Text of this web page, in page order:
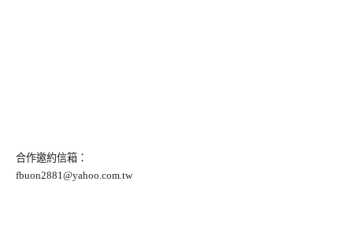
合作邀約信箱：
fbuon2881@yahoo.com.tw